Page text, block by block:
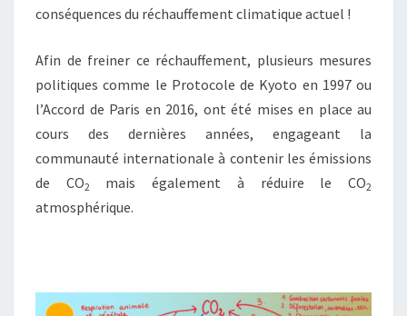
conséquences du réchauffement climatique actuel !
Afin de freiner ce réchauffement, plusieurs mesures
politiques comme le Protocole de Kyoto en 1997 ou
l’Accord de Paris en 2016, ont été mises en place au
cours des dernières années, engageant la
communauté internationale à contenir les émissions
de CO2 mais également à réduire le CO2
atmosphérique.